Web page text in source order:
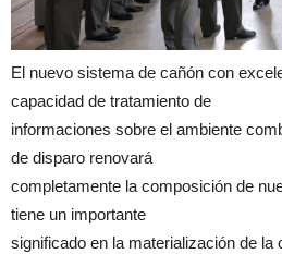
El nuevo sistema de cañón con
capacidad de tratamiento de
informaciones sobre el ambiente
de disparo renovará
completamente la composición de
tiene un importante
significado en la materialización de la